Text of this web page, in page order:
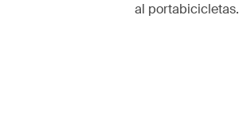
al portabicicletas.